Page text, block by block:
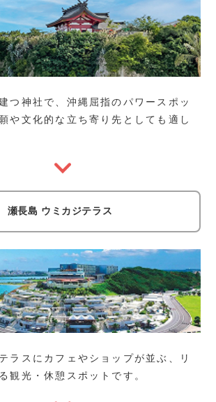
つ神社で、沖縄屈指のパワースポッ
や文化的な立ち寄り先としても適し
瀬長島 ウミカジテラス
ラスにカフェやショップが並ぶ、リ
観光・休憩スポットです。